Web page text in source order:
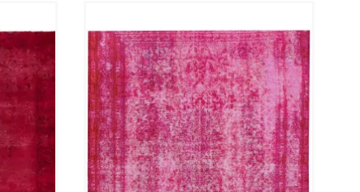
haalistuneita muotoja, tarjoten upean visuaalisen
syvyyden, jota uudet koneteolliset matot eivät
yksinkertaisesti pysty jäljittelemään. Ostamalla
suoraan mallistostamme tuet perinteisten
kudontataiteiden säilymistä ja hankit
ainutlaatuisen vintagematon, jollaista ei ole toista.
Tämä 290 x 290 cm-kokoinen matto on
kestävyystestattu ja syväpuhdistettu
varmistaaksemme, että se saapuu perille
moitteettomassa kunnossa. Mukavuutesi vuoksi